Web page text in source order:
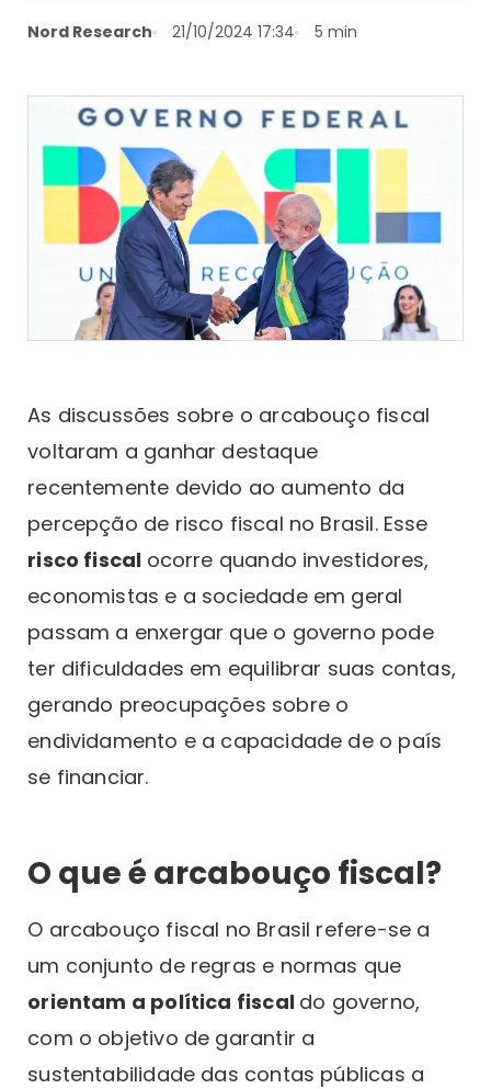
Nord Research 21/10/2024 17:34 5 min
As discussões sobre o arcabouço fiscal
voltaram a ganhar destaque
recentemente devido ao aumento da
percepção de risco fiscal no Brasil. Esse
risco fiscal ocorre quando investidores,
economistas e a sociedade em geral
passam a enxergar que o governo pode
ter dificuldades em equilibrar suas contas,
gerando preocupações sobre o
endividamento e a capacidade de o país
se financiar.
O que é arcabouço fiscal?
O arcabouço fiscal no Brasil refere-se a
um conjunto de regras e normas que
orientam a política fiscal do governo,
com o objetivo de garantir a
sustentabilidade das contas públicas a